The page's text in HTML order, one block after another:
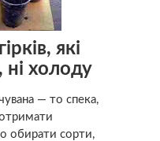
які
ні холоду
— то спека,
обирати сорти,